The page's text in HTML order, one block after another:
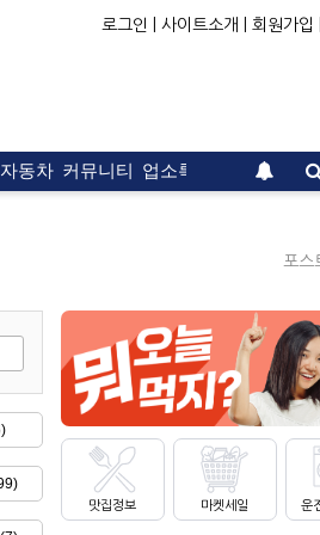
로그인 | 사이트소개 | 회원가입 |
자동차 커뮤니티 업소록 운전면허 문의
포스
맛집정보 마켓세일 운